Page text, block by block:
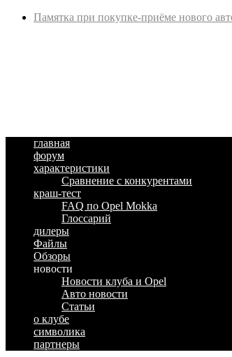
Памятка при покупке-приёме нового
главная
форум
характеристики
Сравнение с конкурентами
краш-тест
FAQ по Opel Mokka
Глоссарий
дилеры
Файлы
Обзоры
новости
Новости клуба и Opel
Авто новости
Статьи
о клубе
символика
партнеры